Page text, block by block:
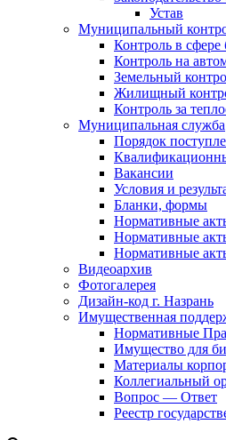
Устав
Муниципальный
Контроль в сфере
Контроль на
Земельный
Жилищный
Контроль за
Муниципальная служба
Порядок
Вакансии
Условия и
Бланки, формы
Нормативные
Нормативные
Нормативные
Видеоархив
Фотогалерея
Дизайн-код г. Назрань
Имущественная
Нормативные
Имущество для
Материалы
Коллегиальный
Вопрос — Ответ
Реестр